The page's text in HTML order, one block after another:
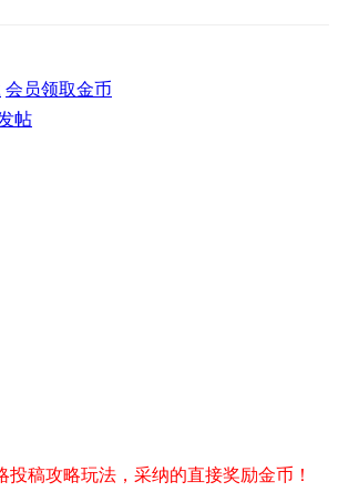
会员领取金币
帖
投稿攻略玩法，采纳的直接奖励金币！